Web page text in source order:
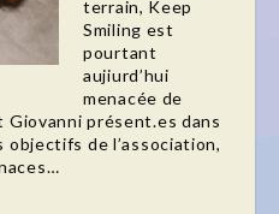
terrain, Keep
Smiling est
pourtant
aujiurd’hui
menacée de
Giovanni présent.es dans
de l’association,